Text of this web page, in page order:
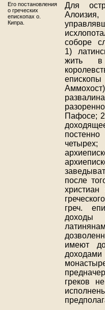
Его постановления
о греческих
епископах о.
Кипра.
Для
соборе
1)
жить в
Пафосе;
после
греч.
доходы
имеют
греков